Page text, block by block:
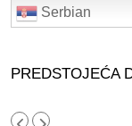
Serbian
PREDSTOJEĆA